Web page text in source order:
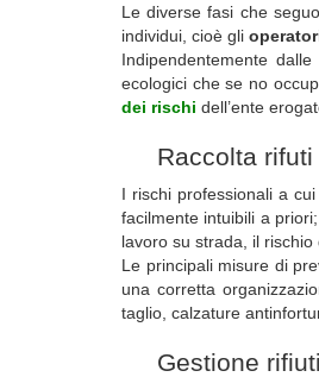
Le diverse fasi che
individui, cioè gli
Indipendentemente
ecologici che se no
dei rischi dell’ente
Raccolta rifuti
I rischi professionali a
facilmente intuibili a
lavoro su strada, il
Le principali misure di
una corretta
taglio, calzature
Gestione rifiuti